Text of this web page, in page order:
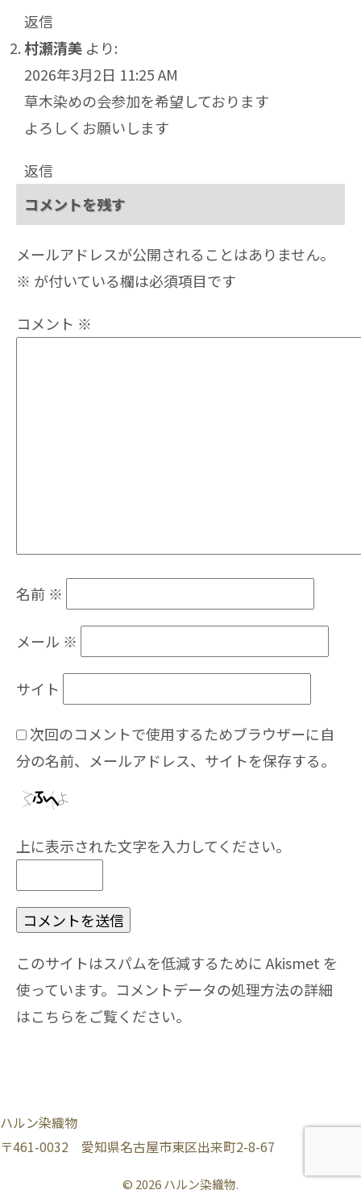
返信
村瀬清美 より:
2026年3月2日 11:25 AM
草木染めの会参加を希望しております
よろしくお願いします
返信
コメントを残す
メールアドレスが公開されることはありません。
※ が付いている欄は必須項目です
コメント ※
名前 ※
メール ※
サイト
次回のコメントで使用するためブラウザーに自
分の名前、メールアドレス、サイトを保存する。
上に表示された文字を入力してください。
このサイトはスパムを低減するために Akismet を
使っています。 コメントデータの処理方法の詳細
はこちらをご覧ください。
ハルン染織物
〒461-0032 愛知県名古屋市東区出来町2-8-67
© 2026 ハルン染織物.